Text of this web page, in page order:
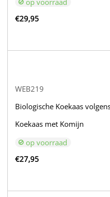
op voorraad
€29,95
WEB219
Biologische Koekaas
Koekaas met Komijn
op voorraad
€27,95